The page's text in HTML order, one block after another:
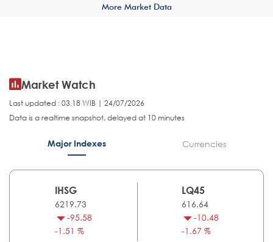
More Market Data
Market Watch
Last updated : 03.18 WIB | 24/07/2026
Data is a realtime snapshot, delayed at 10 minutes
Major Indexes Currencies
IHSG
6219.73
-95.58
-1.51 %
LQ45
616.64
-10.48
-1.67 %